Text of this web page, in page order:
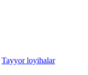
Tayyor loyihalar